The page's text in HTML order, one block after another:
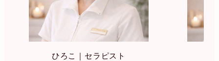
ひろこ｜セラピスト